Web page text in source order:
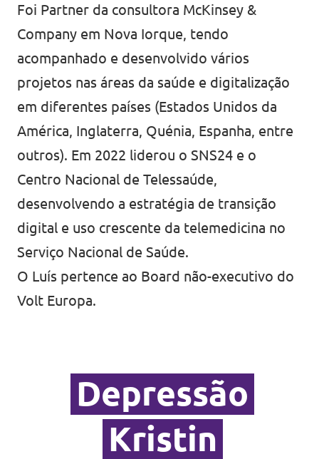
Foi Partner da consultora McKinsey &
Company em Nova Iorque, tendo
acompanhado e desenvolvido vários
projetos nas áreas da saúde e digitalização
em diferentes países (Estados Unidos da
América, Inglaterra, Quénia, Espanha, entre
outros). Em 2022 liderou o SNS24 e o
Centro Nacional de Telessaúde,
desenvolvendo a estratégia de transição
digital e uso crescente da telemedicina no
Serviço Nacional de Saúde.
O Luís pertence ao Board não-executivo do
Volt Europa.
Depressão
Kristin